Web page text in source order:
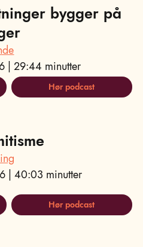
bygger på
| 29:44 minutter
Hør podcast
| 40:03 minutter
Hør podcast